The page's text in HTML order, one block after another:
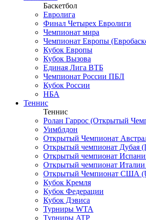
Баскетбол
Евролига
Финал Четырех Евролиги
Чемпионат мира
Чемпионат Европы
Кубок Европы
Кубок Вызова
Единая Лига ВТБ
Чемпионат России ПБЛ
Кубок России
НБА
Теннис
Теннис
Ролан Гаррос (Открытый
Уимблдон
Открытый Чемпионат
Открытый чемпионат Дубая
Открытый чемпионат
Открытый чемпионат Италии
Открытый Чемпионат США
Кубок Кремля
Кубок Федерации
Кубок Дэвиса
Турниры WTA
Турниры ATP